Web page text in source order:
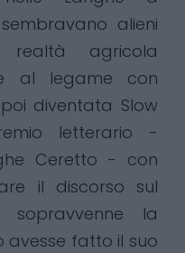
alieni
agricola
al legame con
diventata Slow
letterario -
Ceretto - con
il discorso sul
la
avesse fatto il suo